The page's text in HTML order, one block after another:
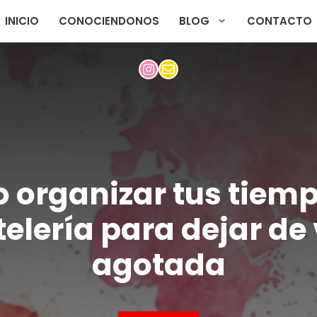
INICIO CONOCIENDONOS BLOG CONTACTO
organizar tus
para dejar
agotada